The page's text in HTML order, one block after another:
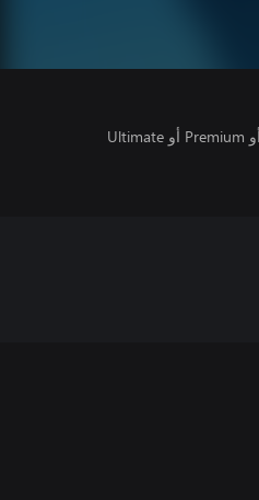
تتطلب اللعبة متعددة اللاعبين عبر الإنترنت توفر Xbox Game Pass Essential أو Premium أو Ultimate